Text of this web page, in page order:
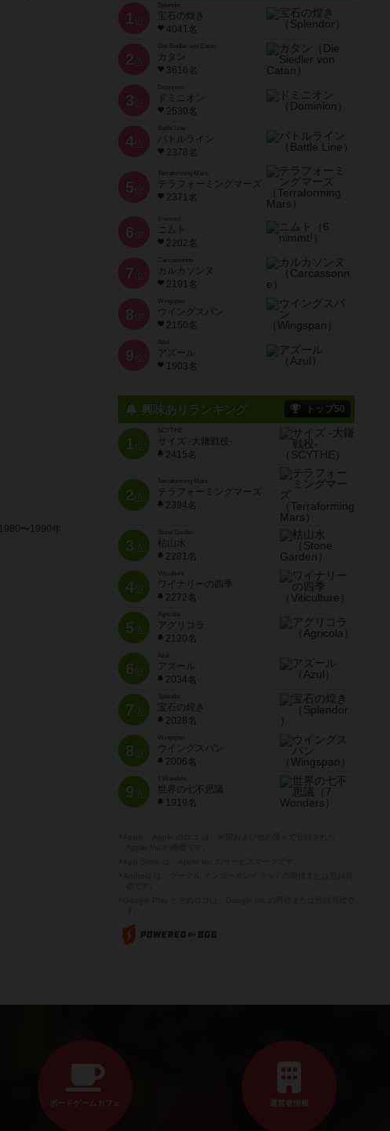
1980〜1990年
1 位
宝石の煌き
4041名
2 位
Die Siedler von Catan
カタン
3616名
3 位
ドミニオン
2530名
4位
Battle Line
バトルライン
2378名
5 位
Terraforming Mars
テラフォーミングマーズ
2371名
6 位
ニムト
2202名
7 位
Carcassonne
カルカソンヌ
2191名
8 位
Wingspan
ウイングスパン
2150名
9 位
Azul
アズール
1903名
興味ありランキング トップ50
1位
SCYTHE
サイズ -大鎌戦役-
2415名
2位
Terraforming Mars
テラフォーミングマーズ
2394名
3位
Stone Garden
枯山水
2281名
4位
Viticulture
ワイナリーの四季
2272名
5位
Agricola
アグリコラ
2120名
6位
Azul
アズール
2034名
7位
宝石の煌き
2028名
8位
Wingspan
ウイングスパン
2006名
9位
7 Wonders
世界の七不思議
1919名
ボードゲームカフェ 運営者情報